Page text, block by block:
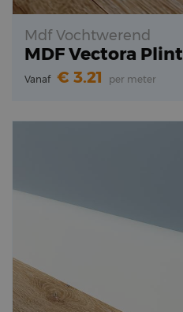
Mdf Vochtwerend
MDF Vectora Plint
Vanaf 3.21 per meter